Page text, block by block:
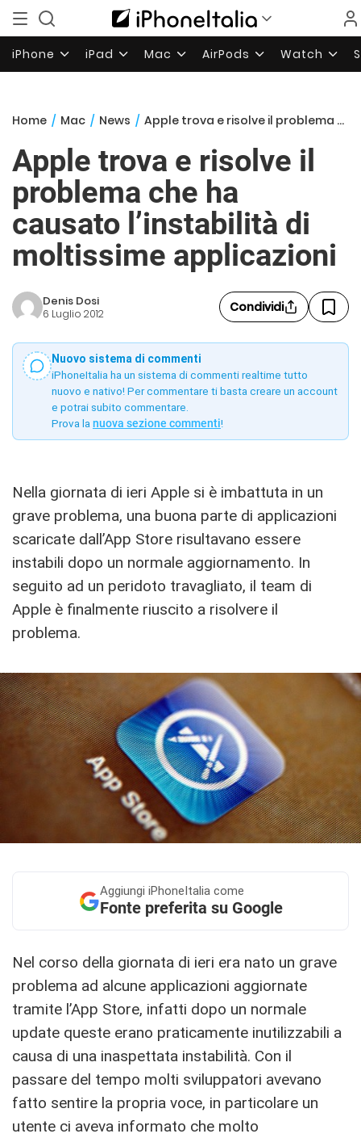
iPhone iPad Mac AirPods Watch
Home / Mac / News / Apple trova e risolve il problema che ha causato l’instabilità di moltissime applicazioni
Apple trova e risolve il
problema che ha
causato l’instabilità di
moltissime applicazioni
Denis Dosi
6 Luglio 2012 Condividi
Nuovo sistema di commenti
iPhoneItalia ha un sistema di commenti realtime tutto
nuovo e nativo! Per commentare ti basta creare un account
e potrai subito commentare.
Prova la nuova sezione commenti!
Nella giornata di ieri Apple si è imbattuta in un
grave problema, una buona parte di applicazioni
scaricate dall’App Store risultavano essere
instabili dopo un normale aggiornamento. In
seguito ad un peridoto travagliato, il team di
Apple è finalmente riuscito a risolvere il
problema.
Aggiungi iPhoneItalia come
Fonte preferita su Google
Nel corso della giornata di ieri era nato un grave
problema ad alcune applicazioni aggiornate
tramite l’App Store, infatti dopo un normale
update queste erano praticamente inutilizzabili a
causa di una inaspettata instabilità. Con il
passare del tempo molti sviluppatori avevano
fatto sentire la propria voce, in particolare un
utente ci aveva informato che molto